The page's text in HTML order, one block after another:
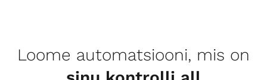
Loome automatsiooni, mis on